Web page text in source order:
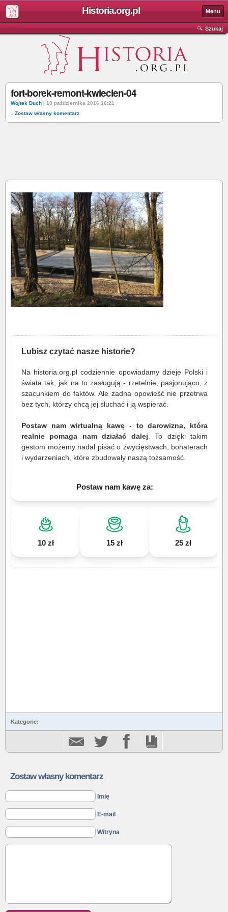
Historia.org.pl Menu
Szukaj
fort-borek-remont-kwiecien-04
Wojtek Duch | 10 października 2016 16:21
↓ Zostaw własny komentarz
Lubisz czytać nasze historie?
Na historia.org.pl codziennie opowiadamy dzieje Polski i
świata tak, jak na to zasługują - rzetelnie, pasjonująco, z
szacunkiem do faktów. Ale żadna opowieść nie przetrwa
bez tych, którzy chcą jej słuchać i ją wspierać.
Postaw nam wirtualną kawę - to darowizna, która
realnie pomaga nam działać dalej . To dzięki takim
gestom możemy nadal pisać o zwycięstwach, bohaterach
i wydarzeniach, które zbudowały naszą tożsamość.
Postaw nam kawę za:
10 zł 15 zł 25 zł
Kategorie:
Zostaw własny komentarz
Imię
E-mail
Witryna